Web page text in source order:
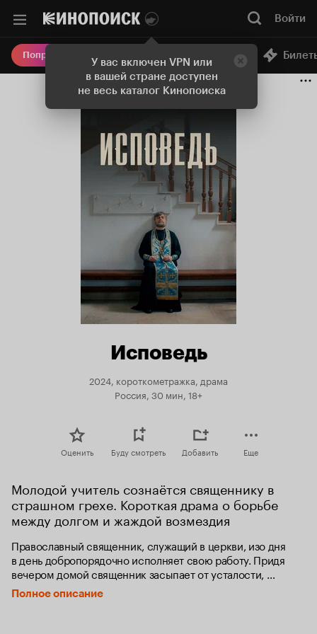
У вас включен VPN или
в вашей стране доступен
не весь каталог Кинопоиска
Войти
Попробовать Плюс Онлайн-кинотеатр
Исповедь
2024, короткометражка, драма
Россия, 30 мин, 18+
Оценить Буду смотреть Добавить Еще
Молодой учитель сознаётся священнику в
страшном грехе. Короткая драма о борьбе
между долгом и жаждой возмездия
Православный священник, служащий в церкви, изо дня
в день добропорядочно исполняет свою работу. Придя
вечером домой священник засыпает от усталости,
проснувшись он обнаруживает, что уже довольно поздно
и его дочери нет дома, он вспоминает подробности
Полное описание